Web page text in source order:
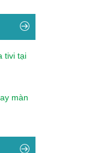
tivi tại
màn